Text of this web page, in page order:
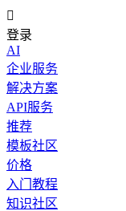

登录
AI
企业服务
解决方案
API服务
推荐
模板社区
价格
入门教程
知识社区